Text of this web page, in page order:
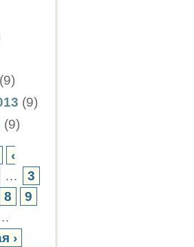
(9)
(9)
(9)
‹
…
3
8
9
›